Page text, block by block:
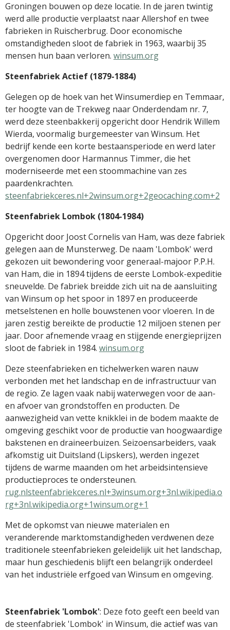
Groningen bouwen op deze locatie. In de jaren twintig
werd alle productie verplaatst naar Allershof en twee
fabrieken in Ruischerbrug. Door economische
omstandigheden sloot de fabriek in 1963, waarbij 35
mensen hun baan verloren. winsum.org
Steenfabriek Actief (1879-1884)
Gelegen op de hoek van het Winsumerdiep en Temmaar,
ter hoogte van de Trekweg naar Onderdendam nr. 7,
werd deze steenbakkerij opgericht door Hendrik Willem
Wierda, voormalig burgemeester van Winsum. Het
bedrijf kende een korte bestaansperiode en werd later
overgenomen door Harmannus Timmer, die het
moderniseerde met een stoommachine van zes
paardenkrachten.
steenfabriekceres.nl+2winsum.org+2geocaching.com+2
Steenfabriek Lombok (1804-1984)
Opgericht door Joost Cornelis van Ham, was deze fabriek
gelegen aan de Munsterweg. De naam 'Lombok' werd
gekozen uit bewondering voor generaal-majoor P.P.H.
van Ham, die in 1894 tijdens de eerste Lombok-expeditie
sneuvelde. De fabriek breidde zich uit na de aansluiting
van Winsum op het spoor in 1897 en produceerde
metselstenen en holle bouwstenen voor vloeren. In de
jaren zestig bereikte de productie 12 miljoen stenen per
jaar. Door afnemende vraag en stijgende energieprijzen
sloot de fabriek in 1984. winsum.org
Deze steenfabrieken en tichelwerken waren nauw
verbonden met het landschap en de infrastructuur van
de regio. Ze lagen vaak nabij waterwegen voor de aan-
en afvoer van grondstoffen en producten. De
aanwezigheid van vette knikklei in de bodem maakte de
omgeving geschikt voor de productie van hoogwaardige
bakstenen en draineerbuizen. Seizoensarbeiders, vaak
afkomstig uit Duitsland (Lipskers), werden ingezet
tijdens de warme maanden om het arbeidsintensieve
productieproces te ondersteunen.
rug.nlsteenfabriekceres.nl+3winsum.org+3nl.wikipedia.o
rg+3nl.wikipedia.org+1winsum.org+1
Met de opkomst van nieuwe materialen en
veranderende marktomstandigheden verdwenen deze
traditionele steenfabrieken geleidelijk uit het landschap,
maar hun geschiedenis blijft een belangrijk onderdeel
van het industriële erfgoed van Winsum en omgeving.
Steenfabriek 'Lombok': Deze foto geeft een beeld van
de steenfabriek 'Lombok' in Winsum, die actief was van